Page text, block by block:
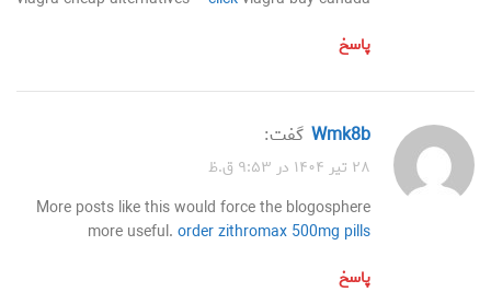
پاسخ
wmk8b گفت:
۲۸ تیر ۱۴۰۴ در ۹:۵۳ ق.ظ
More posts like this would force the blogosphere
more useful. order zithromax 500mg pills
پاسخ